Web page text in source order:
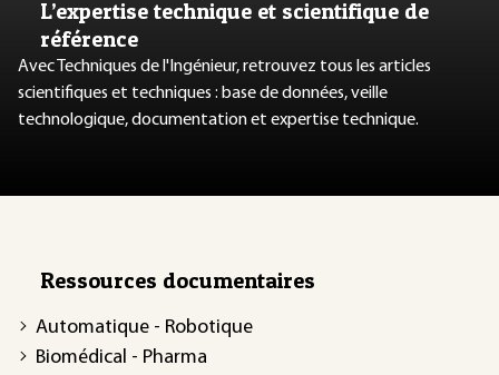
L’expertise technique et scientifique de
référence
Avec Techniques de l'Ingénieur, retrouvez tous les articles
scientifiques et techniques : base de données, veille
technologique, documentation et expertise technique.
Ressources documentaires
Automatique - Robotique
Biomédical - Pharma